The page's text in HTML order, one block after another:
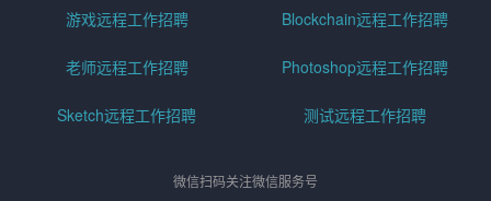
游戏远程工作招聘 Blockchain远程工作招聘
老师远程工作招聘 Photoshop远程工作招聘
Sketch远程工作招聘 测试远程工作招聘
微信扫码关注微信服务号